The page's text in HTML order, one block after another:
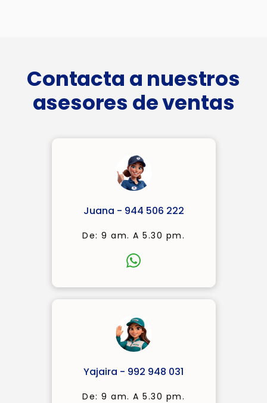
Contacta a nuestros
asesores de ventas
Juana - 944 506 222
De: 9 am. A 5.30 pm.
Yajaira - 992 948 031
De: 9 am. A 5.30 pm.